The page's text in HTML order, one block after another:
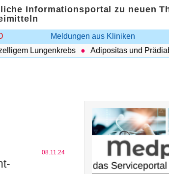
Informationsportal zu neuen
Meldungen aus Kliniken
Lungenkrebs Adipositas und
08.11.24